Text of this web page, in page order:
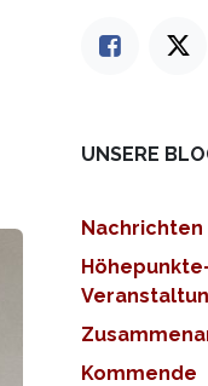
UNSERE
Nachrichten
Kommende